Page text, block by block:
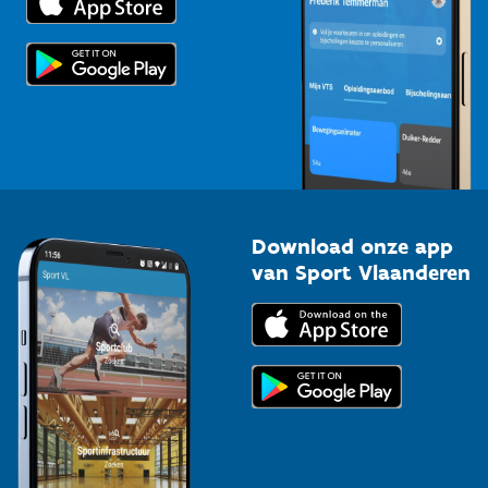
Topsporters
Voor de pers
Download onze app
van Sport Vlaanderen